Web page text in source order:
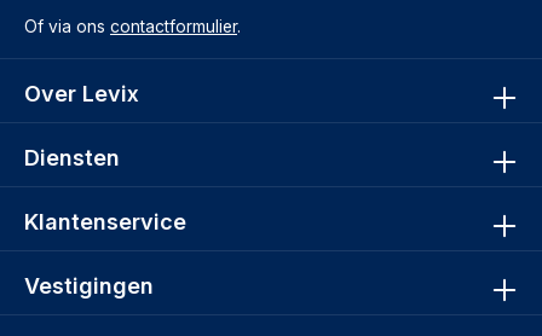
Of via ons contactformulier.
Over Levix
Diensten
Klantenservice
Vestigingen